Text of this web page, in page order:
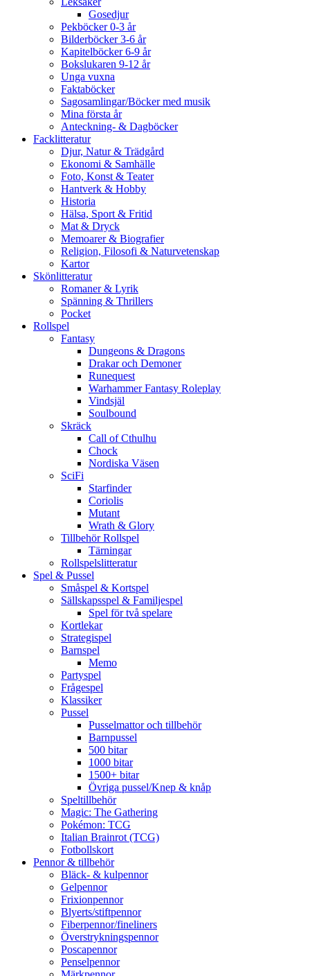
Gosedjur
Pekböcker 0-3 år
Bilderböcker 3-6 år
Kapitelböcker 6-9 år
Bokslukaren 9-12 år
Unga vuxna
Faktaböcker
Sagosamlingar/Böcker med musik
Mina första år
Anteckning- & Dagböcker
Facklitteratur
Djur, Natur & Trädgård
Ekonomi & Samhälle
Foto, Konst & Teater
Hantverk & Hobby
Historia
Hälsa, Sport & Fritid
Mat & Dryck
Memoarer & Biografier
Religion, Filosofi & Naturvetenskap
Kartor
Skönlitteratur
Romaner & Lyrik
Spänning & Thrillers
Pocket
Rollspel
Fantasy
Dungeons & Dragons
Drakar och Demoner
Runequest
Warhammer Fantasy Roleplay
Vindsjäl
Soulbound
Skräck
Call of Cthulhu
Chock
Nordiska Väsen
SciFi
Starfinder
Coriolis
Mutant
Wrath & Glory
Tillbehör Rollspel
Tärningar
Rollspelslitteratur
Spel & Pussel
Småspel & Kortspel
Sällskapsspel & Familjespel
Spel för två spelare
Kortlekar
Strategispel
Barnspel
Memo
Partyspel
Frågespel
Klassiker
Pussel
Pusselmattor och tillbehör
Barnpussel
500 bitar
1000 bitar
1500+ bitar
Övriga pussel/Knep & knåp
Speltillbehör
Magic: The Gathering
Pokémon: TCG
Italian Brainrot (TCG)
Fotbollskort
Pennor & tillbehör
Bläck- & kulpennor
Gelpennor
Frixionpennor
Blyerts/stiftpennor
Fiberpennor/fineliners
Överstrykningspennor
Poscapennor
Penselpennor